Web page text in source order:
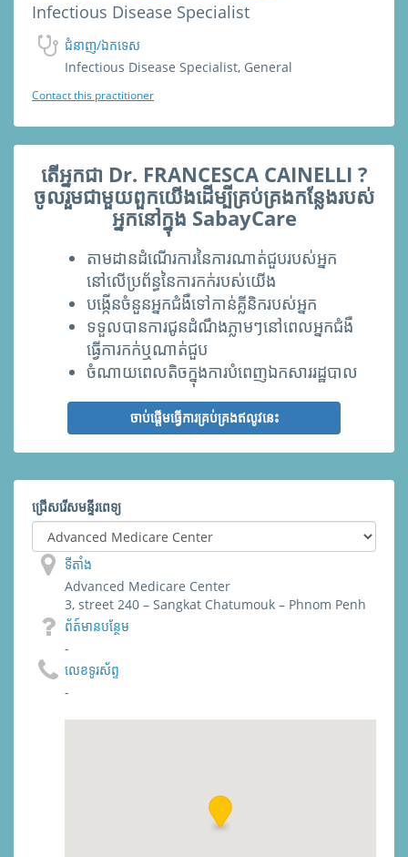
Infectious Disease Specialist
ជំនាញ/ឯកទេស
Infectious Disease Specialist, General
Contact this practitioner
តើអ្នកជា Dr. FRANCESCA CAINELLI ?
ចូលរួមជាមួយពួកយើងដើម្បីគ្រប់គ្រងកន្លែងរបស់
អ្នកនៅក្នុង SabayCare
តាមដានដំណើរការនៃការណាត់ជួបរបស់អ្នក
នៅលើប្រព័ន្ធនៃការកក់របស់យើង
បង្កើនចំនួ​នអ្នកជំងឺទៅកាន់គ្លីនិករបស់អ្នក
ទទួលបានការជូនដំណឹងភ្លាមៗនៅពេលអ្នកជំងឺ
ធ្វើការកក់ឬណាត់ជួប
ចំណាយពេលតិចក្នុងការបំពេញឯកសាររដ្ឋបាល
ចាប់ផ្ដើមធ្វើការគ្រប់គ្រងឥលូវនេះ
ជ្រើសរើសមន្ទីរពេទ្យ
ទីតាំង
Advanced Medicare Center
3, street 240 – Sangkat Chatumouk – Phnom Penh
ព័​ត៍​មាន​បន្ថែម
-
លេខទូរស័ព្ទ
-